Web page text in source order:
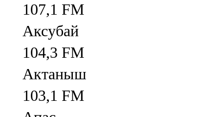
107,1 FM
Аксубай
104,3 FM
Актаныш
103,1 FM